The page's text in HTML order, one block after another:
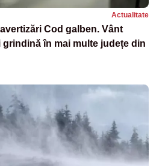
Actualitate
Cod galben. Vânt
în mai multe județe din